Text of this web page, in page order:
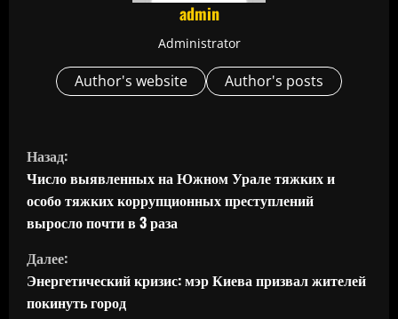
admin
Administrator
Author's website Author's posts
П
р
о
д
о
Назад:
Число выявленных на Южном Урале тяжких и
особо тяжких коррупционных преступлений
выросло почти в 3 раза
Далее:
Энергетический кризис: мэр Киева призвал жителей
покинуть город